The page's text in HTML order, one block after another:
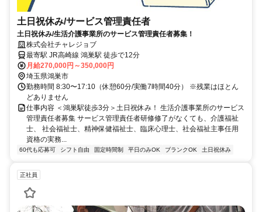
土日祝休み/サービス管理責任者
土日祝休み/生活介護事業所のサービス管理責任者募集！
株式会社チャレジョブ
最寄駅 JR高崎線 鴻巣駅 徒歩で12分
月給270,000円～350,000円
埼玉県鴻巣市
勤務時間 8:30〜17:10（休憩60分/実働7時間40分） ※残業はほとん
どありません
仕事内容 ＜鴻巣駅徒歩3分＞土日祝休み！ 生活介護事業所のサービス
管理責任者募集 サービス管理責任者研修修了がなくても、介護福祉
士、 社会福祉士、精神保健福祉士、臨床心理士、社会福祉主事任用
資格の実務...
60代も応募可 シフト自由 固定時間制 平日のみOK ブランクOK 土日祝休み
正社員